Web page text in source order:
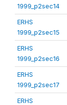
1999_p2sec14
ERHS
1999_p2sec15
ERHS
1999_p2sec16
ERHS
1999_p2sec17
ERHS